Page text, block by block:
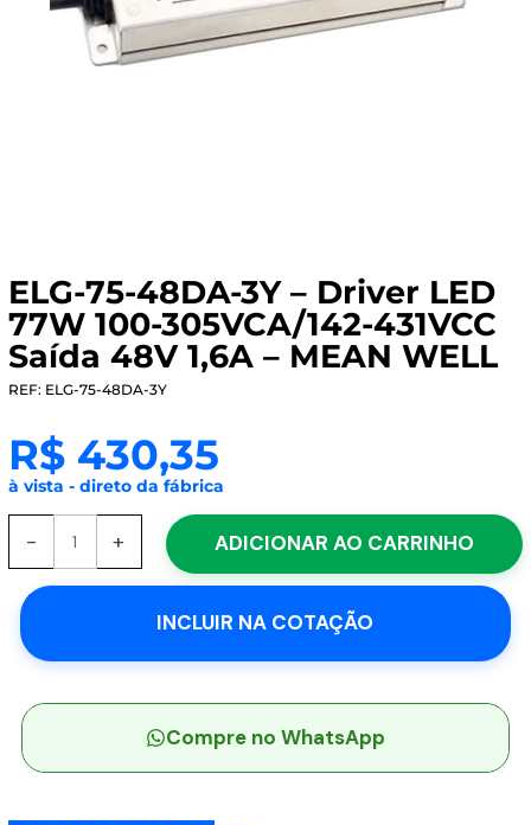
ELG-75-48DA-3Y – Driver LED
77W 100-305VCA/142-431VCC
Saída 48V 1,6A – MEAN WELL
REF: ELG-75-48DA-3Y
R$430,35
à vista - direto da fábrica
-
3Y
Driver
77W
305VCA/142-
+ ADICIONAR AO CARRINHO
INCLUIR NA COTAÇÃO
Compre no WhatsApp